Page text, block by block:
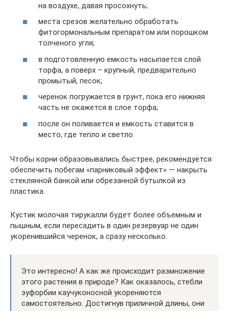
на воздухе, давая просохнуть;
места срезов желательно обработать
фитогормональным препаратом или порошком
толченого угля;
в подготовленную емкость насыпается слой
торфа, а поверх – крупный, предварительно
промытый, песок;
черенок погружается в грунт, пока его нижняя
часть не окажется в слое торфа;
после он поливается и емкость ставится в
место, где тепло и светло.
Чтобы корни образовывались быстрее, рекомендуется
обеспечить побегам «парниковый эффект» — накрыть
стеклянной банкой или обрезанной бутылкой из
пластика.
Кустик молочая тирукалли будет более объемным и
пышным, если пересадить в один резервуар не один
укоренившийся черенок, а сразу несколько.
Это интересно! А как же происходит размножение
этого растения в природе? Как оказалось, стебли
эуфорбии каучуконосной укореняются
самостоятельно. Достигнув приличной длины, они